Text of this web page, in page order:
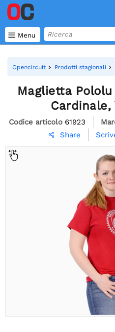
 Menu
Opencircuit Prodotti stagionali
Maglietta
Cardinale,
Codice articolo 61923
 Share